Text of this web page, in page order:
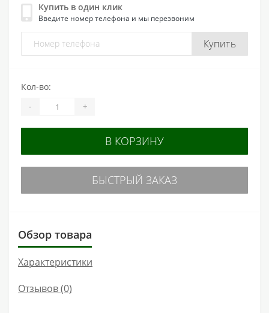
Купить в один клик
Введите номер телефона и мы перезвоним
Купить
Кол-во:
- +
В КОРЗИНУ
БЫСТРЫЙ ЗАКАЗ
Обзор товара
Характеристики
Отзывов (0)